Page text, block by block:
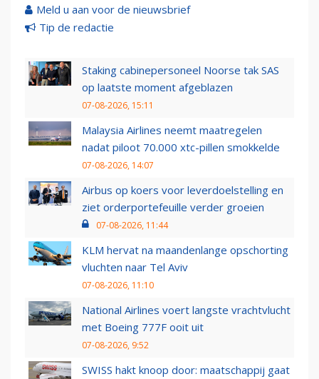
Meld u aan voor de nieuwsbrief
Tip de redactie
Staking cabinepersoneel Noorse tak SAS
op laatste moment afgeblazen
07-08-2026, 15:11
Malaysia Airlines neemt maatregelen
nadat piloot 70.000 xtc-pillen smokkelde
07-08-2026, 14:07
Airbus op koers voor leverdoelstelling en
ziet orderportefeuille verder groeien
07-08-2026, 11:44
KLM hervat na maandenlange opschorting
vluchten naar Tel Aviv
07-08-2026, 11:10
National Airlines voert langste vrachtvlucht
met Boeing 777F ooit uit
07-08-2026, 9:52
SWISS hakt knoop door: maatschappij gaat